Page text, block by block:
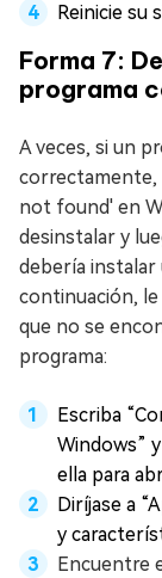
Reinicie su
Forma 7:
programa
A veces, si un
correctamente,
not found' en
desinstalar y
debería instalar
continuación, le
que no se
programa:
Escriba
Windows”
ella para
Diríjase a
y
Encuentre